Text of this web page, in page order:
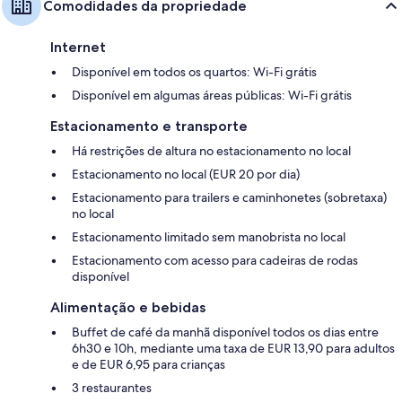
Comodidades da propriedade
Internet
Disponível em todos os quartos: Wi-Fi grátis
Disponível em algumas áreas públicas: Wi-Fi grátis
Estacionamento e transporte
Há restrições de altura no estacionamento no local
Estacionamento no local (EUR 20 por dia)
Estacionamento para trailers e caminhonetes (sobretaxa)
no local
Estacionamento limitado sem manobrista no local
Estacionamento com acesso para cadeiras de rodas
disponível
Alimentação e bebidas
Buffet de café da manhã disponível todos os dias entre
6h30 e 10h, mediante uma taxa de EUR 13,90 para adultos
e de EUR 6,95 para crianças
3 restaurantes